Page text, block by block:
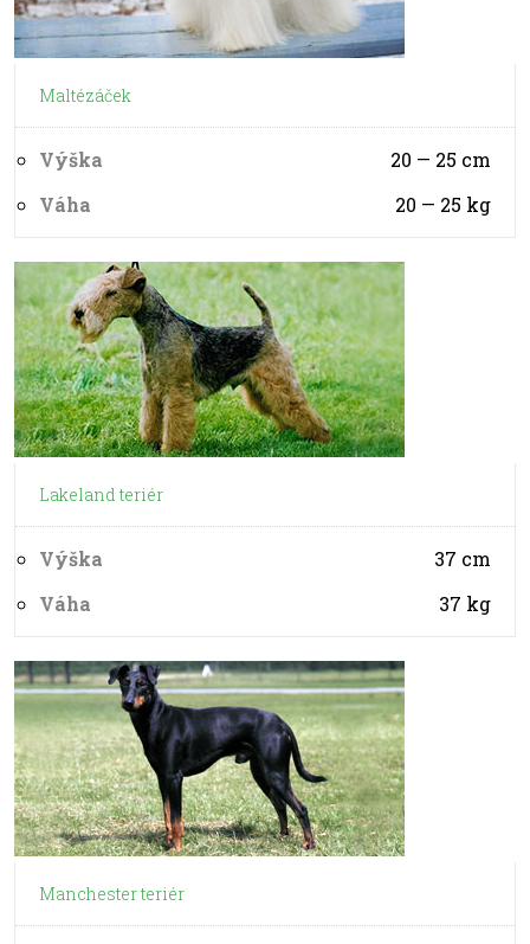
Maltézáček
Výška 20 — 25 cm
Váha
20 — 25 kg
Lakeland teriér
Výška 37 cm
Váha
37 kg
Manchester teriér